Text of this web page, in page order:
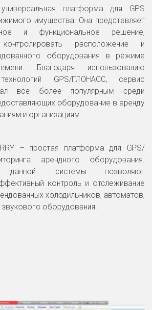
платформа для GPS
имущества. Она представляет
и функциональное решение,
расположение и
оборудования в режиме
Благодаря использованию
GPS/ГЛОНАСС, сервис
все более популярным среди
оборудование в аренду
и организациям.
– простая платформа для GPS/
арендного оборудования.
данной системы позволяют
контроль и отслеживание
холодильников, автоматов,
звукового оборудования.